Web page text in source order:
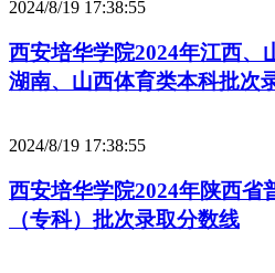
2024/8/19 17:38:55
西安培华学院2024年江西、
湖南、山西体育类本科批次
2024/8/19 17:38:55
西安培华学院2024年陕西省
（专科）批次录取分数线